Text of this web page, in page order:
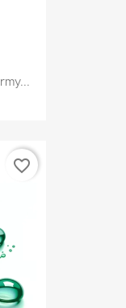
favorite_border